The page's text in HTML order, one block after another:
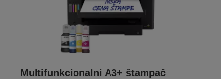
Multifunkcionalni A3+ štampač